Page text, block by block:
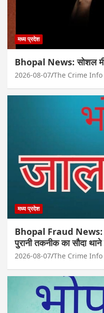
मध्य प्रदेश
Bhopal News: सोशल
2026-08-07 The Crime
मध्य प्रदेश
Bhopal Fraud News:
पुरानी तकनीक का सौदा थाने
2026-08-07 The Crime